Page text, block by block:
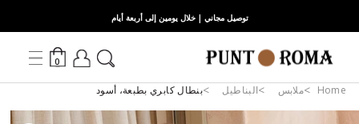
توصيل مجاني | خلال يومين إلى أربعة أيام
0
Home ملابس البناطيل بنطال كابري بطبعة، أسود